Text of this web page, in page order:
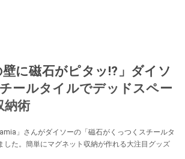
壁に磁石がピタッ!?」ダイソ
ールタイルでデッドスペー
納術
」さんがダイソーの「磁石がくっつくスチールタ
した。簡単にマグネット収納が作れる大注目グッズ